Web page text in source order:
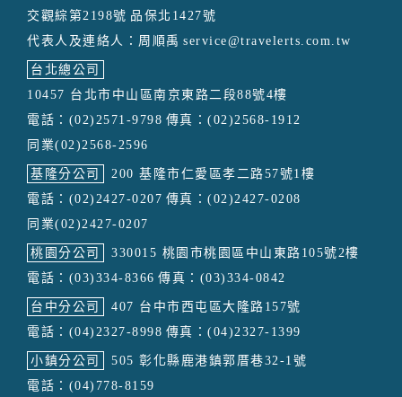
交觀綜第2198號 品保北1427號
代表人及連絡人：周順禹 service@travelerts.com.tw
台北總公司
10457 台北市中山區南京東路二段88號4樓
電話：(02)2571-9798 傳真：(02)2568-1912
同業(02)2568-2596
基隆分公司
200 基隆市仁愛區孝二路57號1樓
電話：(02)2427-0207 傳真：(02)2427-0208
同業(02)2427-0207
桃園分公司
330015 桃園市桃園區中山東路105號2樓
電話：(03)334-8366 傳真：(03)334-0842
台中分公司
407 台中市西屯區大隆路157號
電話：(04)2327-8998 傳真：(04)2327-1399
小鎮分公司
505 彰化縣鹿港鎮郭厝巷32-1號
電話：(04)778-8159